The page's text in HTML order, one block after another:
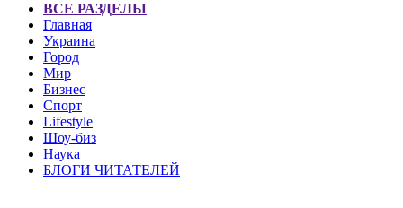
ВСЕ РАЗДЕЛЫ
Главная
Украина
Город
Мир
Бизнес
Спорт
Lifestyle
Шоу-биз
Наука
БЛОГИ ЧИТАТЕЛЕЙ